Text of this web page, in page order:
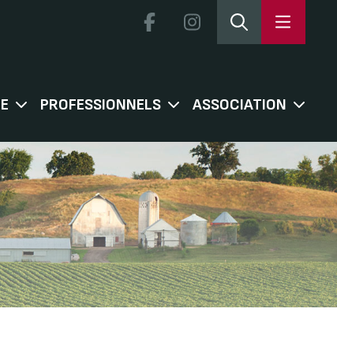
PROFESSIONNELS ASSOCIATION